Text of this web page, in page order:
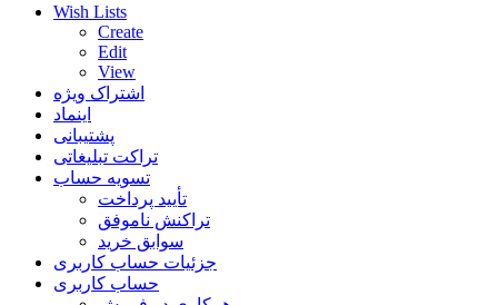
Wish Lists
Create
Edit
View
اشتراک ویژه
اینماد
پشتیبانی
تراکت تبلیغاتی
تسویه حساب
تأیید پرداخت
تراکنش ناموفق
سوابق خرید
جزئیات حساب کاربری
حساب کاربری